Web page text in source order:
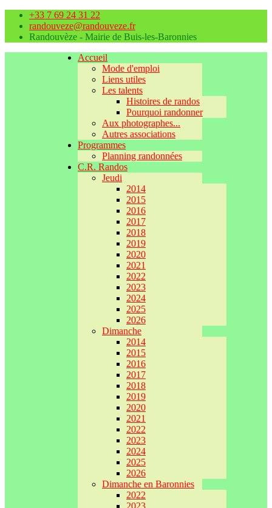
+33 7 69 24 31 22
randouveze@randouveze.fr
Randouvèze - Mairie de Buis-les-Baronnies
Accueil
Mode d'emploi
Liens utiles
Les talents
Histoires de randos
Pourquoi randonner
Aux photographes...
Autres associations
Programmes
Planning randonnées
C.R. Randos
Jeudi
2014
2015
2016
2017
2018
2019
2020
2021
2022
2023
2024
2025
2026
Dimanche
2014
2015
2016
2017
2018
2019
2020
2021
2022
2023
2024
2025
2026
Dimanche en Baronnies
2022
2023